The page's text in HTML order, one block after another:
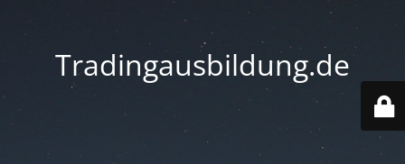
Tradingausbildung.de